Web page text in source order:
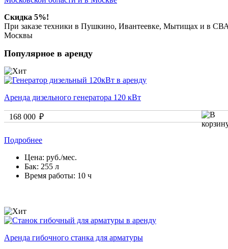
Скидка 5%!
При заказе техники в Пушкино, Ивантеевке, Мытищах и в
Москвы
Популярное в аренду
Аренда дизельного генератора 120 кВт
168 000 ₽
Подробнее
Цена: руб./мес.
Бак: 255 л
Время работы: 10 ч
Аренда гибочного станка для арматуры